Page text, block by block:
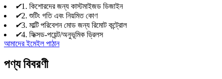
✔1. কিশোরদের জন্য কাস্টমাইজড ডিজাইন
✔2. শুটিং গতি এবং নিয়মিত কোণ
✔3. মাল্টি পরিবেশন মোড জন্য রিমোট কন্ট্রোল
✔4. ফিক্সড-পয়েন্ট/অনুভূমিক ড্রিলস
আমাদের ইমেইল পাঠান
পণ্য বিবরণী